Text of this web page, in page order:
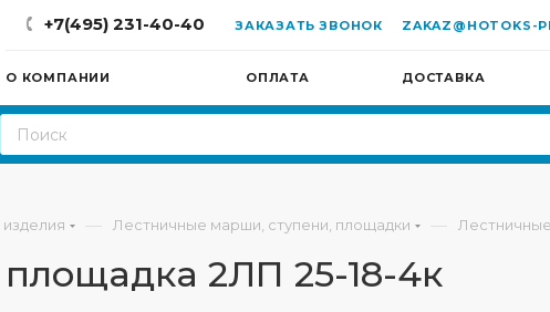
+7(495) 231-40-40 ЗАКАЗАТЬ ЗВОНОК ZAKAZ@HOTOKS-
О КОМПАНИИ ОПЛАТА ДОСТАВКА
— Лестничные марши, ступени, площадки —
2ЛП 25-18-4к